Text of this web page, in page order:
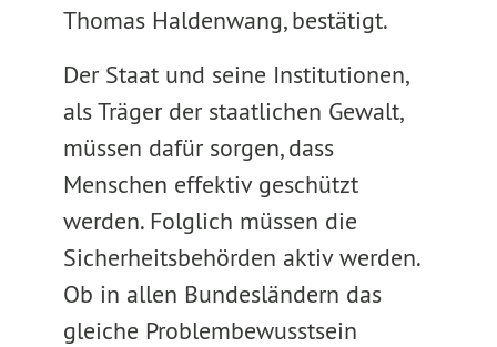
Thomas Haldenwang, bestätigt.
Der Staat und seine Institutionen,
als Träger der staatlichen Gewalt,
müssen dafür sorgen, dass
Menschen effektiv geschützt
werden. Folglich müssen die
Sicherheitsbehörden aktiv werden.
Ob in allen Bundesländern das
gleiche Problembewusstsein